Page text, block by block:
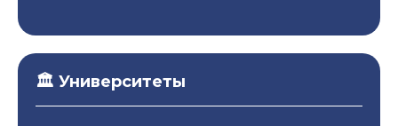
🏛 Университеты